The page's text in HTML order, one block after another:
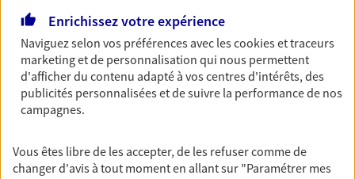
Vous aider à constituer une
épargne
De nombreuses solutions s'offrent à vous pour faire
fructifier votre épargne. Laquelle correspond à vos
objectifs ? Rien ne remplace les conseils d'un expert :
Assurance vie, PER, Livret… Faisons le point ensemble !
Préparer votre avenir
Enrichissez votre expérience
Naviguez selon vos préférences avec lescookies et traceurs
marketing et de personnalisation qui nous permettent
d'afficher du contenu adapté à vos centres d'intérêts, des
publicités personnalisées et de suivre la performance de nos
campagnes.
Vous êtes libre de les accepter, de les refuser comme de
changer d'avis à tout moment en allant sur "Paramétrer mes